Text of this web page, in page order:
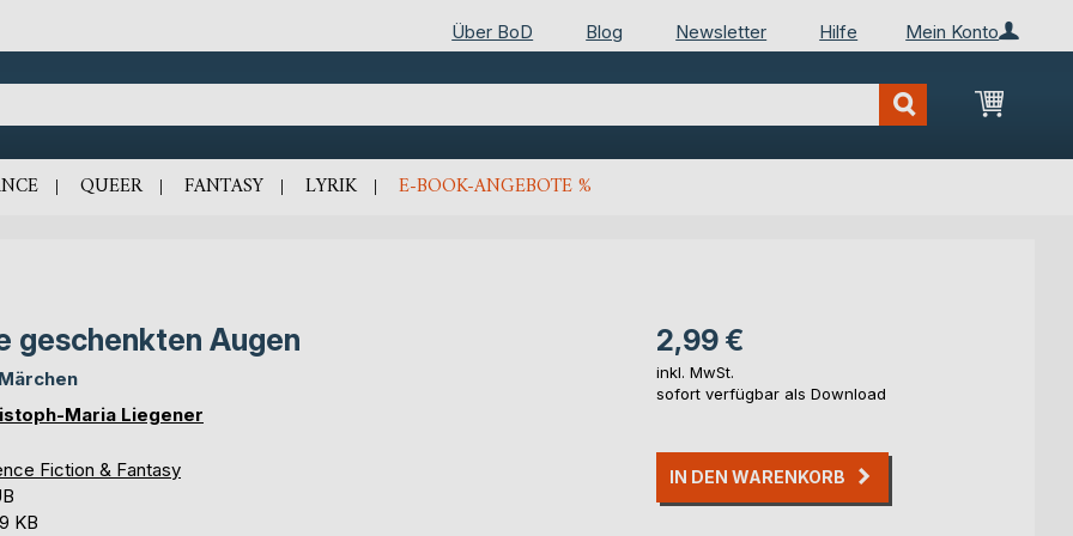
Mein Konto
Über BoD Blog Newsletter Hilfe
Mein
QUEER FANTASY LYRIK E-BOOK-ANGEBOTE %
geschenkten Augen
Maria Liegener
Fiction & Fantasy
KB
2,99 €
inkl. MwSt.
sofort verfügbar als Download
IN DEN WARENKORB